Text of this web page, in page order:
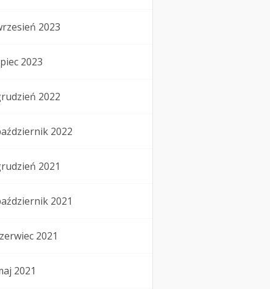
2023
2023
2022
2022
2021
2021
2021
2021